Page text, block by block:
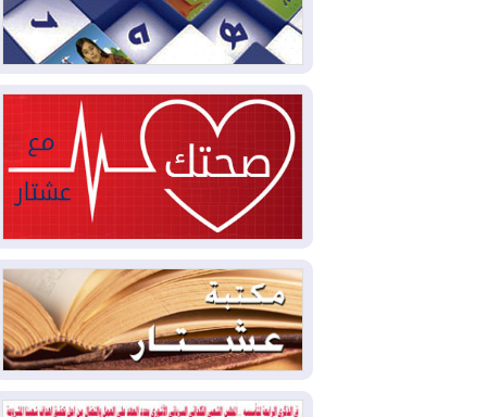
2026-08-02ترامب: الولايات المتحدة
وإسرائيل تعلقان شن ضربات على إيران
2026-08-01تقرير: الولايات المتحدة تسحب
منظومة باتريوت الدفاعية من أربيل
2026-08-01النفط: اتفاقية ثلاثية لاستئناف
التصدير عبر جيهان بطاقة 750 ألف برميل
2026-08-01"في أقرب وقت ممكن".. إدارة
ترامب تخطط لشن ضربات جديدة على إيران
2026-07-31أتروشي: قرار السلم والحرب
في العراق "مختطف" وخارج سيطرة
الحكومة